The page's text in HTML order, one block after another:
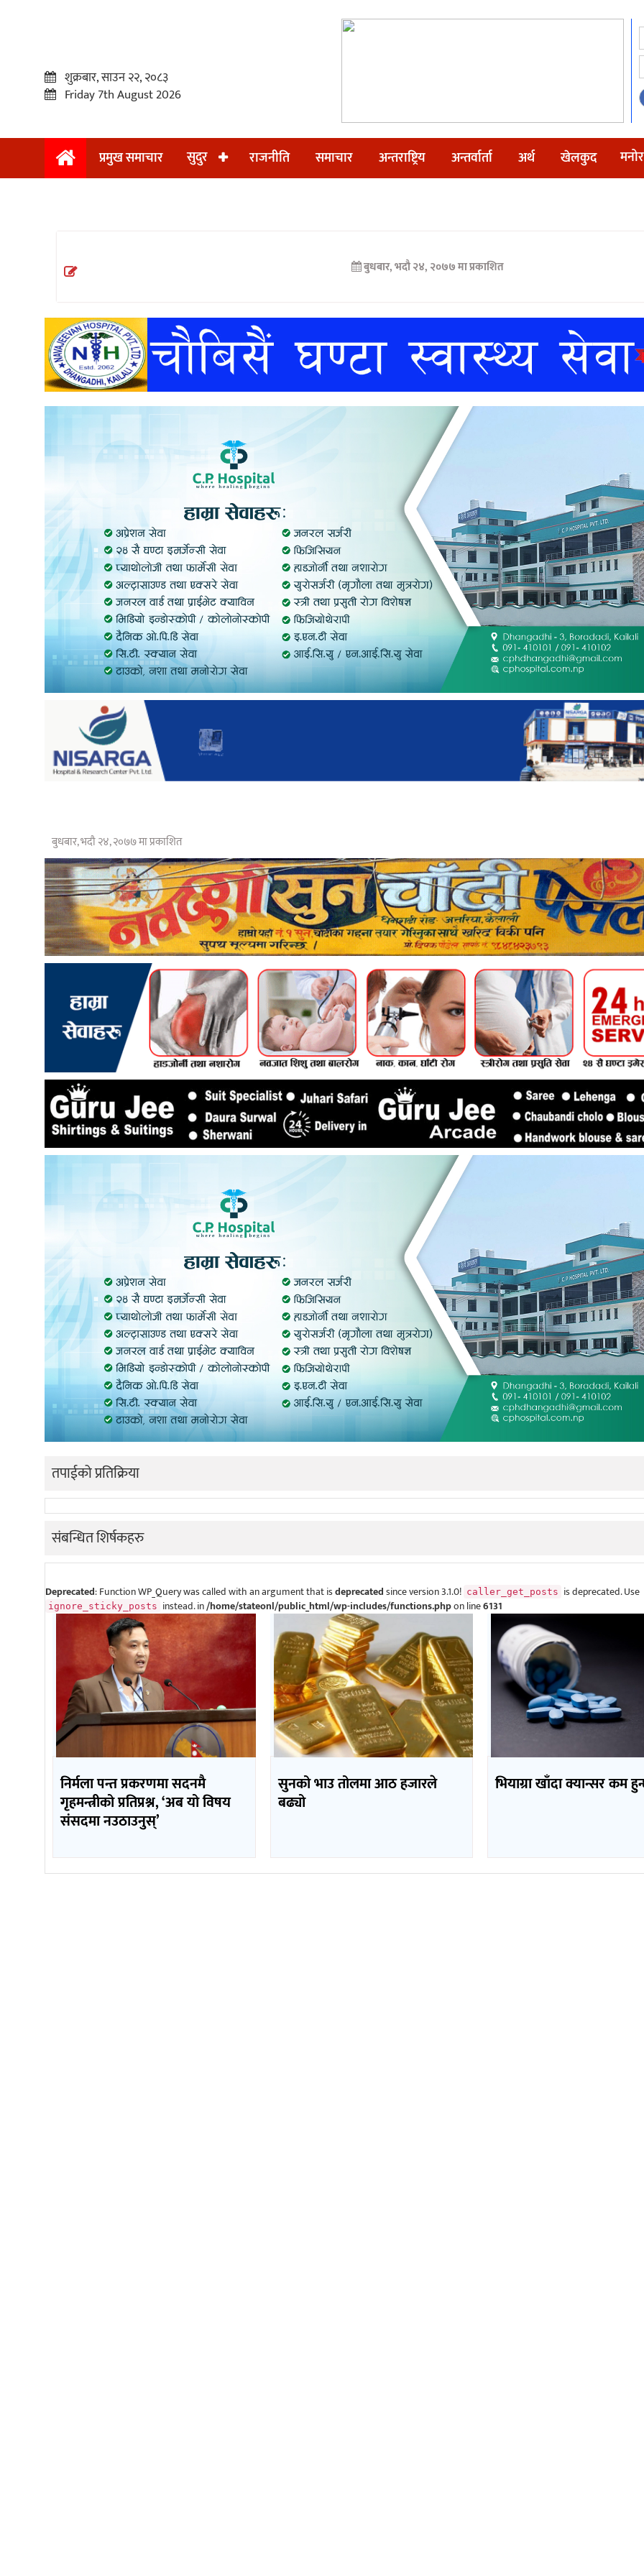
प्रमुख
अन्तराष्ट्रिय
अन्तर्वार्ता
खेलकुद
शुक्रबार, साउन २२, २०८३
Friday 7th August 2026
प्रमुख समाचार सुदुर राजनीति समाचार अन्तराष्ट्रिय अन्तर्वार्ता अर्थ खेलकुद
बुधबार, भदौ २४, २०७७ मा प्रकाशित
बुधबार, भदौ २४, २०७७ मा प्रकाशित
तपाईको प्रतिक्रिया
संबन्धित शिर्षकहरु
Deprecated: Function WP_Query was called with an argument that isdeprecatedsince version 3.1.0! caller_get_posts is deprecated. Use
ignore_sticky_posts instead. in/home/stateonl/public_html/wp-includes/functions.phpon line6131
निर्मला पन्त प्रकरणमा सदनमै
गृहमन्त्रीको प्रतिप्रश्न, ‘अब यो विषय
संसदमा नउठाउनुस्’
सुनको भाउ तोलमा आठ हजारले
बढ्यो
भियाग्रा खाँदा क्यान्सर कम